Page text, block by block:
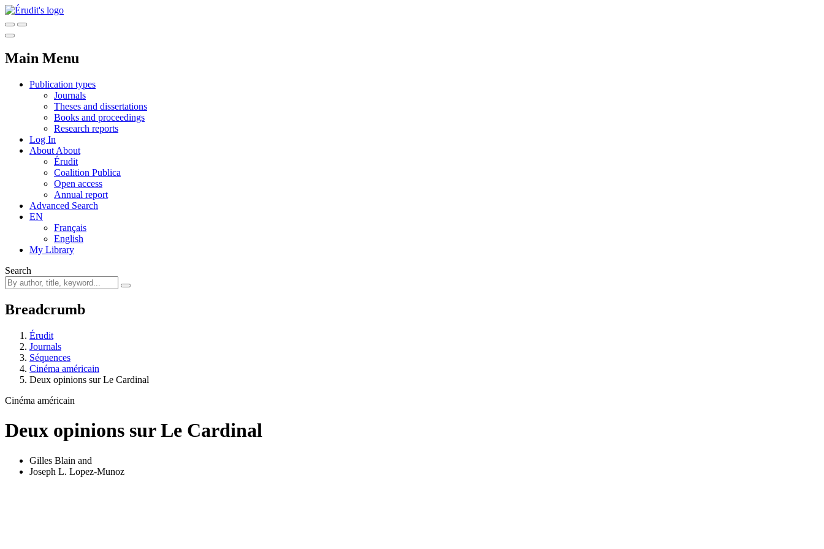
Main Menu
Publication types
Journals
Theses and dissertations
Books and proceedings
Research reports
Log In
About About
Érudit
Coalition Publica
Open access
Annual report
Advanced Search
EN
Français
English
My Library
Search
Breadcrumb
Érudit
Journals
Séquences
Cinéma américain
Deux opinions sur Le Cardinal
Cinéma américain
Deux opinions sur Le Cardinal
Gilles Blain and
Joseph L. Lopez-Munoz